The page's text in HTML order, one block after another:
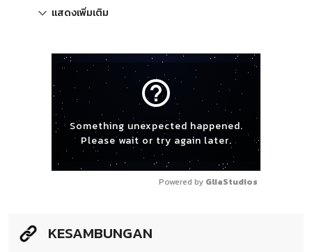
แสดงเพิ่มเติม
help_outline
Something unexpected happened.
Please wait or try again later.
Powered by GliaStudios
KESAMBUNGAN